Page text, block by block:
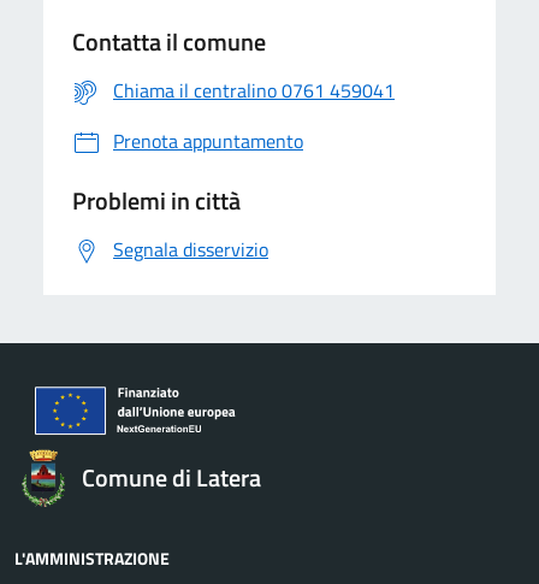
Contatta il comune
Chiama il centralino 0761 459041
Prenota appuntamento
Problemi in città
Segnala disservizio
Comune di Latera
L'AMMINISTRAZIONE